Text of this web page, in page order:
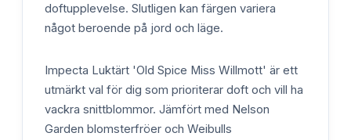
doftupplevelse. Slutligen kan färgen variera
något beroende på jord och läge.
Impecta Luktärt 'Old Spice Miss Willmott' är ett
utmärkt val för dig som prioriterar doft och vill ha
vackra snittblommor. Jämfört med Nelson
Garden blomsterfröer och Weibulls